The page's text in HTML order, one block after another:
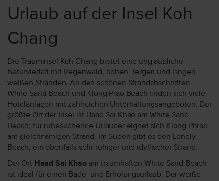
Urlaub auf der Insel Koh
Chang
Die Trauminsel Koh Chang bietet eine unglaubliche
Naturvielfalt mit Regenwald, hohen Bergen und langen
weißen Stränden. An den schönen Strandabschnitten
White Sand Beach und Klong Prao Beach finden sich viele
Hotelanlagen mit zahlreichen Unterhaltungsangeboten. Der
größte Ort der Insel ist Haad Sai Khao am White Sand
Beach; für ruhesuchende Urlauber eignet sich Klong Phrao
am gleichnamigen Strand. Im Süden gibt es den Lonely
Beach, ein ebenfalls sehr ruhiger und idyllischer Strand.
Der Ort Haad Sai Khao am traumhaften White Sand Beach
ist ideal für einen Bade- und Erholungsurlaub. Der weiße